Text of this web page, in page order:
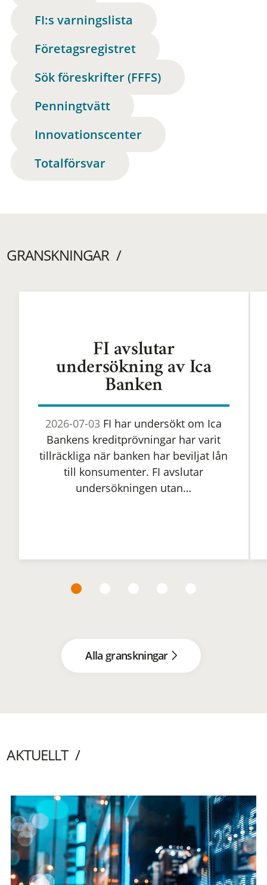
FI:s varningslista
Företagsregistret
Sök föreskrifter (FFFS)
Penningtvätt
Innovationscenter
Totalförsvar
GRANSKNINGAR
FI avslutar
undersökning av Ica
Banken
2026-07-03 FI har undersökt om Ica
Bankens kreditprövningar har varit
tillräckliga när banken har beviljat lån
till konsumenter. FI avslutar
undersökningen utan…
Alla granskningar
AKTUELLT